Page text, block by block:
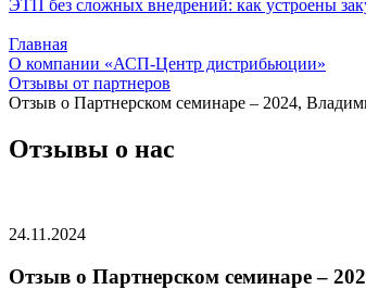
ЭТП без сложных внедрений: как устроены
Главная
О компании «АСП-Центр дистрибьюции»
Отзывы от партнеров
Отзыв о Партнерском семинаре – 2024,
Отзывы о нас
24.11.2024
Отзыв о Партнерском семинаре –